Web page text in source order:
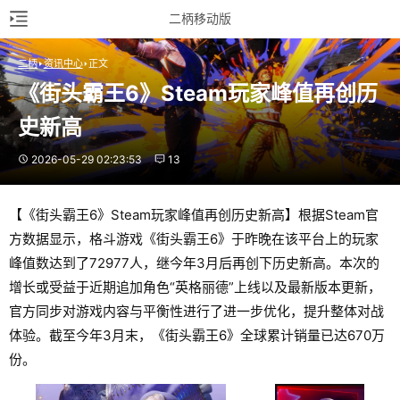
二柄移动版
二柄 资讯中心 正文
《街头霸王6》Steam玩家峰值再创历
史新高
2026-05-29 02:23:53 13
【《街头霸王6》Steam玩家峰值再创历史新高】根据Steam官
方数据显示，格斗游戏《街头霸王6》于昨晚在该平台上的玩家
峰值数达到了72977人，继今年3月后再创下历史新高。本次的
增长或受益于近期追加角色“英格丽德”上线以及最新版本更新，
官方同步对游戏内容与平衡性进行了进一步优化，提升整体对战
体验。截至今年3月末，《街头霸王6》全球累计销量已达670万
份。